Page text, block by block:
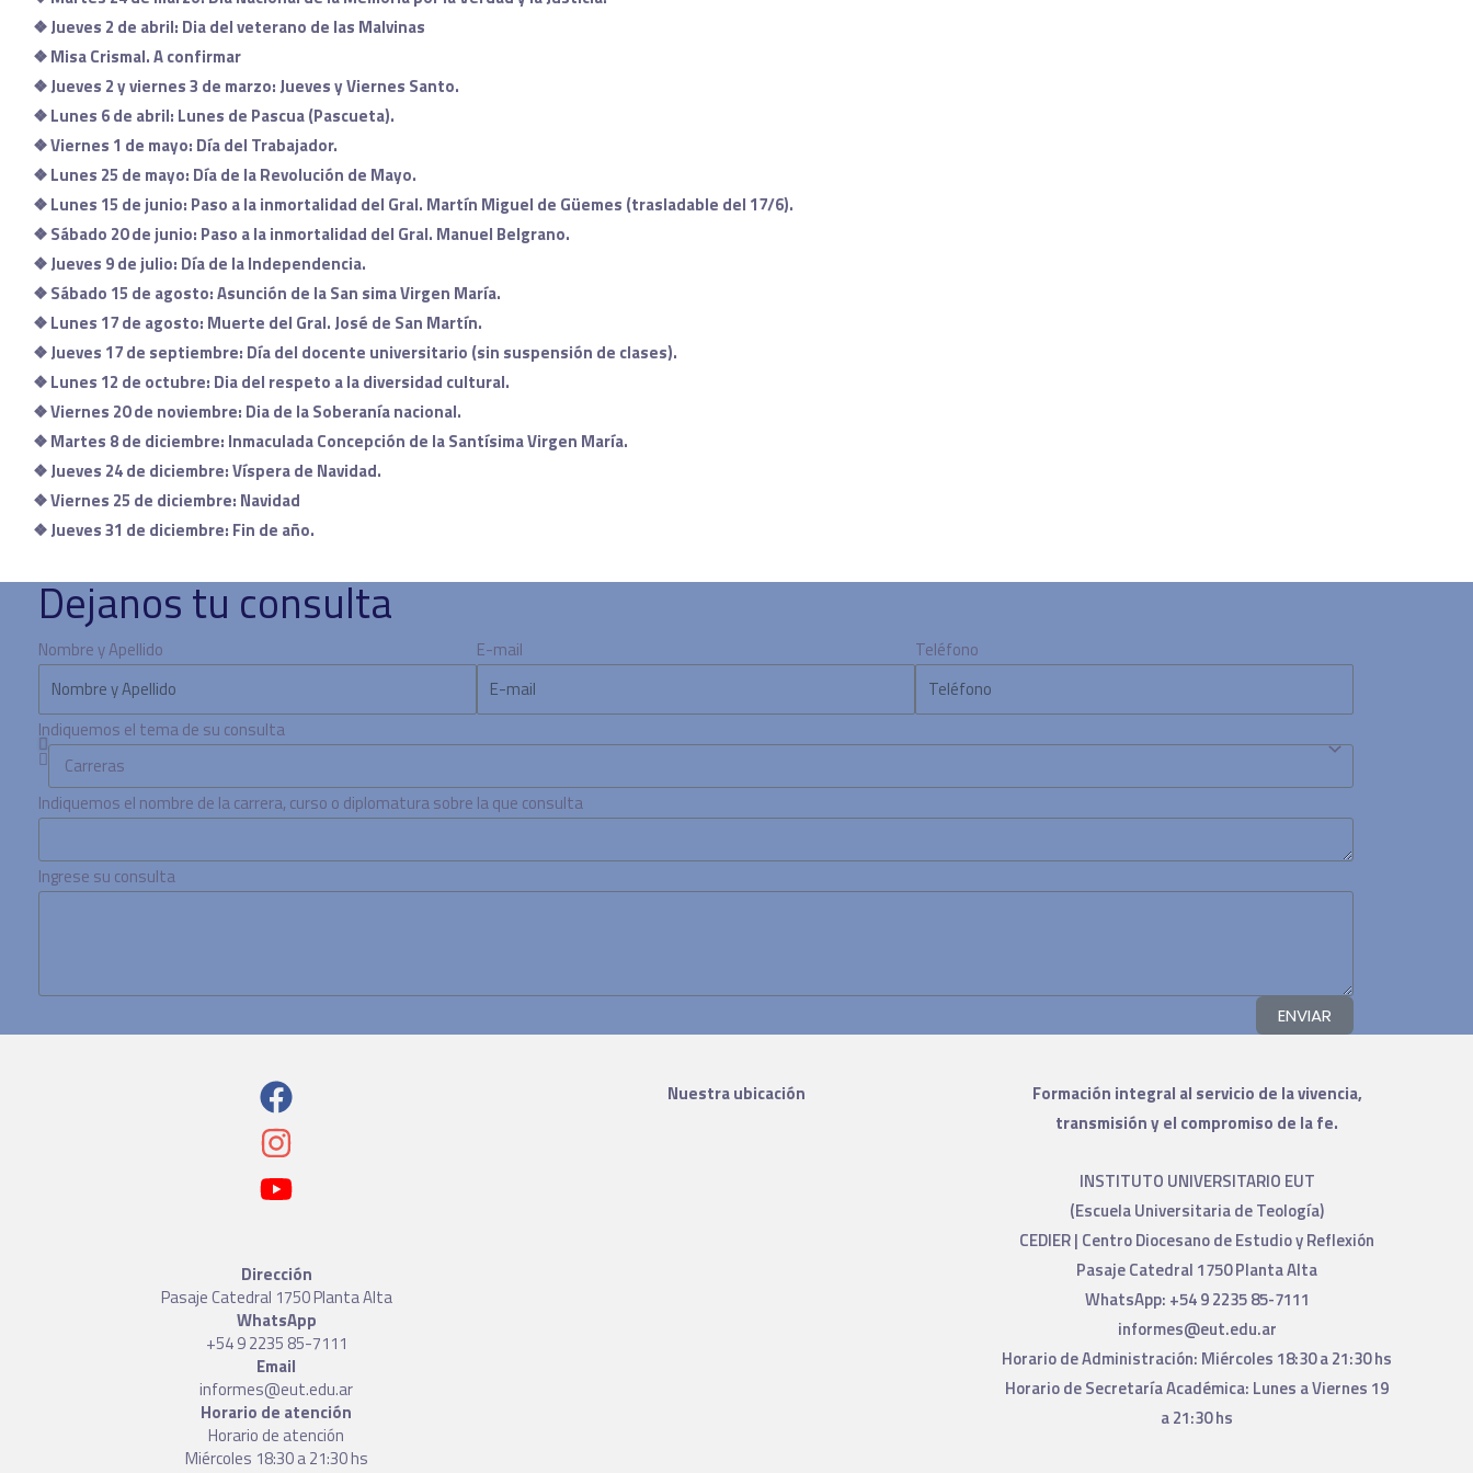
❖Jueves 2 de abril: Dia del veterano de las Malvinas
❖Misa Crismal. A confirmar
❖Jueves 2 y viernes 3 de marzo: Jueves y Viernes Santo.
❖Lunes 6 de abril: Lunes de Pascua (Pascueta).
❖Viernes 1 de mayo: Día del Trabajador.
❖Lunes 25 de mayo: Día de la Revolución de Mayo.
❖Lunes 15 de junio: Paso a la inmortalidad del Gral. Martín Miguel de Güemes (trasladable del 17/6).
❖Sábado 20 de junio: Paso a la inmortalidad del Gral. Manuel Belgrano.
❖Jueves 9 de julio: Día de la Independencia.
❖Sábado 15 de agosto: Asunción de la San sima Virgen María.
❖Lunes 17 de agosto: Muerte del Gral. José de San Martín.
❖Jueves 17 de septiembre: Día del docente universitario (sin suspensión de clases).
❖Lunes 12 de octubre: Dia del respeto a la diversidad cultural.
❖Viernes 20 de noviembre: Dia de la Soberanía nacional.
❖Martes 8 de diciembre: Inmaculada Concepción de la Santísima Virgen María.
❖Jueves 24 de diciembre: Víspera de Navidad.
❖Viernes 25 de diciembre: Navidad
❖Jueves 31 de diciembre: Fin de año.
Dejanos tu consulta
Nombre y Apellido E-mail Teléfono
Indiquemos el tema de su consulta
Indiquemos el nombre de la carrera, curso o diplomatura sobre la que consulta
Ingrese su consulta
ENVIAR
Dirección
Pasaje Catedral 1750 Planta Alta
WhatsApp
+54 9 2235 85-7111
Email
informes@eut.edu.ar
Horario de atención
Horario de atención
Miércoles 18:30 a 21:30 hs
Nuestra ubicación
Formación integral al servicio de la vivencia,
transmisión y el compromiso de la fe.
INSTITUTO UNIVERSITARIO EUT
(Escuela Universitaria de Teología)
CEDIER | Centro Diocesano de Estudio y Reflexión
Pasaje Catedral 1750 Planta Alta
WhatsApp: +54 9 2235 85-7111
informes@eut.edu.ar
Horario de Administración: Miércoles 18:30 a 21:30 hs
Horario de Secretaría Académica: Lunes a Viernes 19
a 21:30 hs